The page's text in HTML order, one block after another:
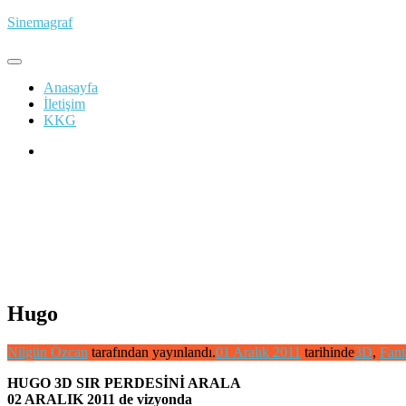
İçeriğe
Sinemagraf
Anasayfa
İletişim
KKG
Hugo
Nilgün Özcan tarafından yayınlandı.01 Aralık 2011 tarihinde3D,
HUGO 3D SIR PERDESİNİ ARALA
02 ARALIK 2011 de vizyonda